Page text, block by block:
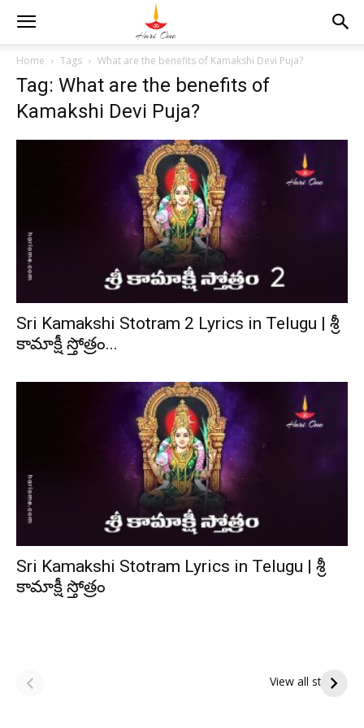
Home Tags What are the benefits of Kamakshi Devi Puja?
Tag: What are the benefits of
Kamakshi Devi Puja?
Sri Kamakshi Stotram 2 Lyrics in Telugu | శ్రీ
కామాక్షీ స్తోత్రం...
Sri Kamakshi Stotram Lyrics in Telugu | శ్రీ
కామాక్షీ స్తోత్రం
View all stories
పితృదేవతల ఆశీర్వాదం
పొందే పవిత్ర రోజు
ఇంద్రకీలాద్రి గిరి ప్రదక్షిణ